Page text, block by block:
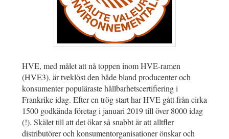
HVE, med målet att nå toppen inom HVE-ramen
(HVE3), är tveklöst den både bland producenter och
konsumenter populäraste hållbarhetscertifiering i
Frankrike idag. Efter en trög start har HVE gått från cirka
1500 godkända företag i januari 2019 till över 8000 idag
(!). Skälet till att det ökar så snabbt är att alltfler
distributörer och konsumentorganisationer önskar och